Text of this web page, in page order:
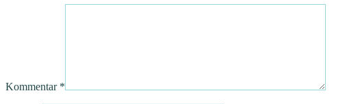
Kommentar *